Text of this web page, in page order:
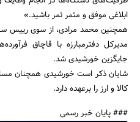
ابلاغی موفق و مثمر ثمر باشید.»
همچنین محمد مرادی، از سوی رییس
مدیرکل دفترمبارزه با قاچاق
جایگزین خورشیدی شد.
شایان ذکر است خورشیدی همچنان
کالا و ارز را برعهده دارد.
### پایان خبر رسمی